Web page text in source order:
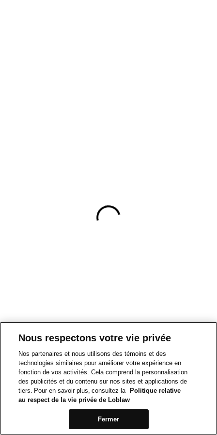
Nous respectons votre vie privée
Nos partenaires et nous utilisons des témoins et des
technologies similaires pour améliorer votre expérience en
fonction de vos activités. Cela comprend la personnalisation
des publicités et du contenu sur nos sites et applications de
tiers. Pour en savoir plus, consultez la
Politique relative
au respect de la vie privée de Loblaw
Fermer